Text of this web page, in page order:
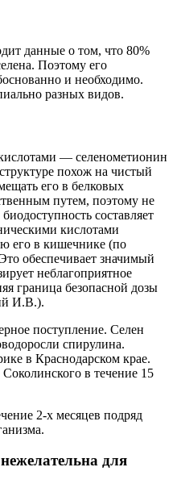
данные о том, что 80%
Поэтому его
и необходимо.
разных видов.
— селенометионин
похож на чистый
его в белковых
путем, поэтому не
составляет
кислотами
его в кишечнике (по
обеспечивает значимый
неблагоприятное
граница безопасной дозы
И.В.).
поступление. Селен
спирулина.
в Краснодарском крае.
в течение 15
2-х месяцев подряд
для